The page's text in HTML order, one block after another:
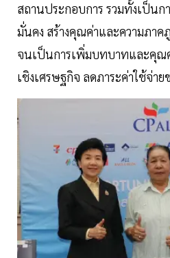
สถานประกอบการ รวมทั้งเป็นก
มั่นคง สร้างคุณค่าและความภาค
จนเป็นการเพิ่มบทบาทและคุณ
เชิงเศรษฐกิจ ลดภาระค่าใช้จ่า